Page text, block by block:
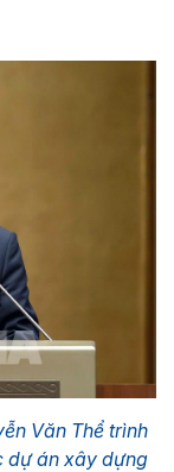
Văn Thể trình
dự án xây dựng